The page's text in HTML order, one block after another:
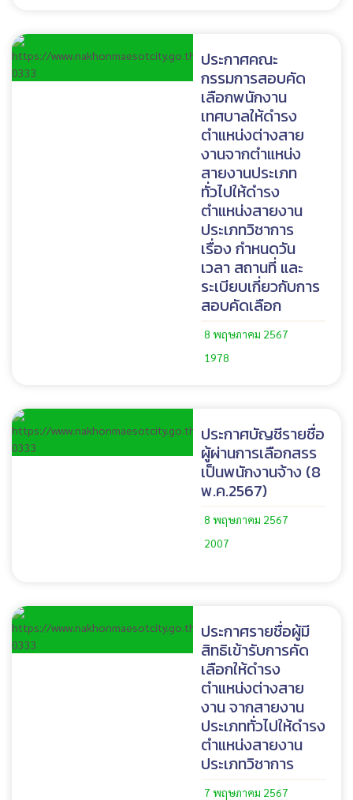
ประกาศคณะ
กรรมการสอบคัด
เลือกพนักงาน
เทศบาลให้ดำรง
ตำแหน่งต่างสาย
งานจากตำแหน่ง
สายงานประเภท
ทั่วไปให้ดำรง
ตำแหน่งสายงาน
ประเภทวิชาการ
เรื่อง กำหนดวัน
เวลา สถานที่ และ
ระเบียบเกี่ยวกับการ
สอบคัดเลือก
8 พฤษภาคม 2567
1978
ประกาศบัญชีรายชื่อ
ผู้ผ่านการเลือกสรร
เป็นพนักงานจ้าง (8
พ.ค.2567)
8 พฤษภาคม 2567
2007
ประกาศรายชื่อผู้มี
สิทธิเข้ารับการคัด
เลือกให้ดำรง
ตำแหน่งต่างสาย
งาน จากสายงาน
ประเภททั่วไปให้ดำรง
ตำแหน่งสายงาน
ประเภทวิชาการ
7 พฤษภาคม 2567